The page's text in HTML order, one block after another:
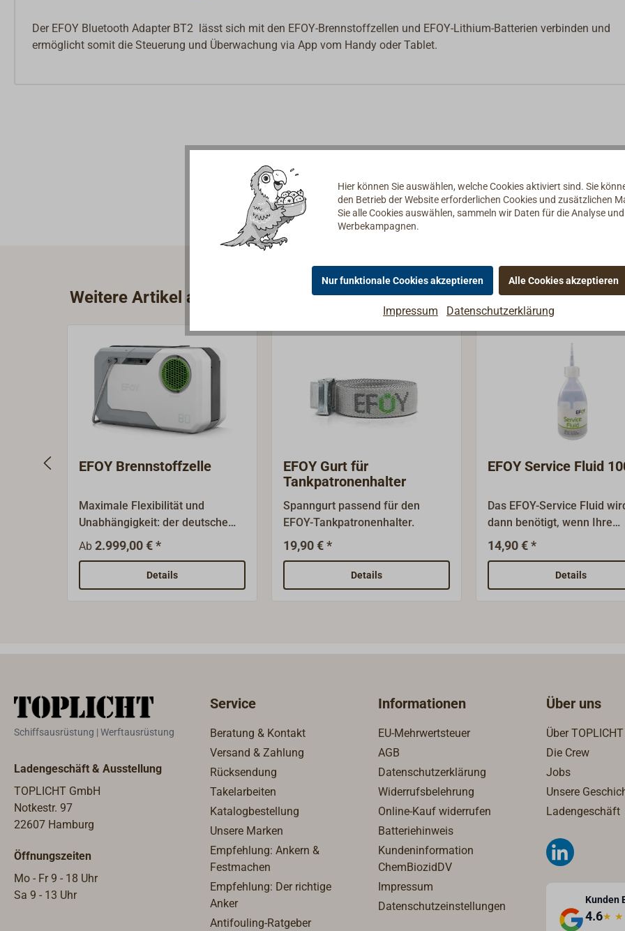
Der EFOY Bluetooth Adapter BT2 lässt sich mit den EFOY-Brennstoffzellen und EFOY-Lithium-Batterien verbinden und
ermöglicht somit die Steuerung und Überwachung via App vom Handy oder Tablet.
Weitere Artikel aus der Kategorie Brennstoffzellen
EFOY Brennstoffzelle
Maximale Flexibilität und
Unabhängigkeit: der deutsche
Hersteller SFC ENERGY bietet
mit seinen innovativen
Brennstoffzellen der EFOY-Serie
eine wetterunabhängige und
automatisch ein oder aus, die
eine Tiefenentladung wird
Brennstoffzelle beruht auf der
DMFC (Direktmethanol-
Brennstoffzellen)-Technologie.
Sie wandelt chemische Energie
große Wirkungsgradverluste in
elektrische Energie um. Mit dem
Betriebsstoff in der Tankpatrone
Sauerstoff aus der Luft wird
Ab 2.999,00 € *
Details
EFOY Gurt für
Tankpatronenhalter
Spanngurt passend für den
EFOY-Tankpatronenhalter.
19,90 € *
Details
EFOY Service Fluid
Das EFOY-Service Fluid
dann benötigt, wenn Ihre
Brennstoffzelle explizit
einen Hinweis im Menü-
darauf aufmerksam macht.
kann z.B. der Fall sein,
14,90 € *
Details
Schiffsausrüstung | Werftausrüstung
Ladengeschäft & Ausstellung
TOPLICHT GmbH
Notkestr. 97
22607 Hamburg
Öffnungszeiten
Mo - Fr 9 - 18 Uhr
Sa 9 - 13 Uhr
Service
Beratung & Kontakt
Versand & Zahlung
Rücksendung
Takelarbeiten
Katalogbestellung
Unsere Marken
Empfehlung: Ankern &
Festmachen
Empfehlung: Der richtige
Anker
Antifouling-Ratgeber
Informationen
EU-Mehrwertsteuer
AGB
Datenschutzerklärung
Widerrufsbelehrung
Online-Kauf widerrufen
Batteriehinweis
Kundeninformation
ChemBiozidDV
Impressum
Datenschutzeinstellungen
Über uns
Über TOPLICHT
Die Crew
Jobs
Unsere
Ladengeschäft
Kunden
4.6★ ★
Hier können Sie auswählen, welche Cookies aktiviert sind. Sie
den Betrieb der Website erforderlichen Cookies und zusätzlichen
Sie alle Cookies auswählen, sammeln wir Daten für die Analyse
Werbekampagnen.
Nur funktionale Cookies akzeptieren Alle Cookies akzeptieren
Impressum Datenschutzerklärung